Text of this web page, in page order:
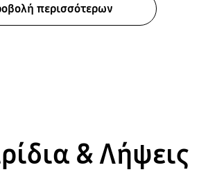
περισσότερων
& Λήψεις